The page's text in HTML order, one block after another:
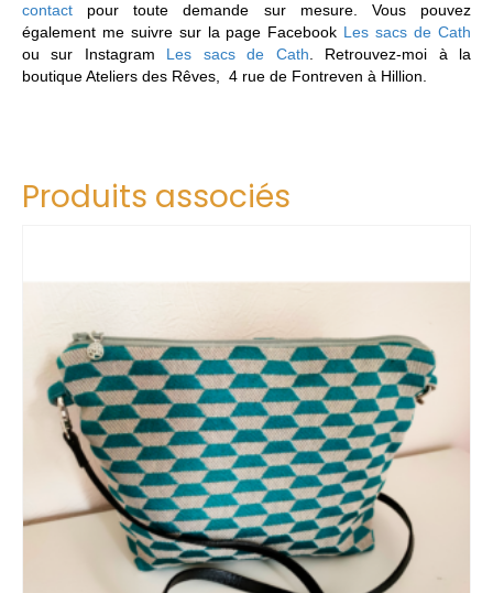
contact pour toute demande sur mesure. Vous pouvez
également me suivre sur la page Facebook Les sacs de Cath
ou sur Instagram Les sacs de Cath . Retrouvez-moi à la
boutique Ateliers des Rêves, 4 rue de Fontreven à Hillion.
Produits associés